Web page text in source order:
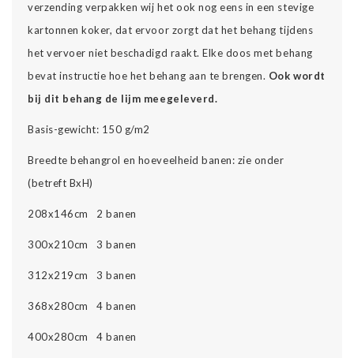
verzending verpakken wij het ook nog eens in een stevige
kartonnen koker, dat ervoor zorgt dat het behang tijdens
het vervoer niet beschadigd raakt. Elke doos met behang
bevat instructie hoe het behang aan te brengen. Ook wordt
bij dit behang de lijm meegeleverd.
Basis-gewicht: 150 g/m2
Breedte behangrol en hoeveelheid banen: zie onder
(betreft BxH)
208x146cm 2 banen
300x210cm 3 banen
312x219cm 3 banen
368x280cm 4 banen
400x280cm 4 banen